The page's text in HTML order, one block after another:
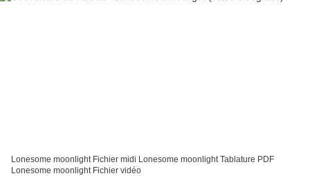
Lonesome moonlight Fichier midi Lonesome moonlight Tablature PDF
Lonesome moonlight Fichier vidéo